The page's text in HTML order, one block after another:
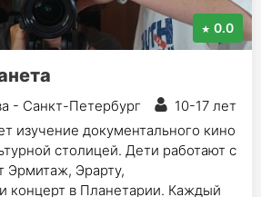
0.0
- Санкт-Петербург
10-17 лет
изучение документального кино
столицей. Дети работают с
Эрмитаж, Эрарту,
концерт в Планетарии. Каждый